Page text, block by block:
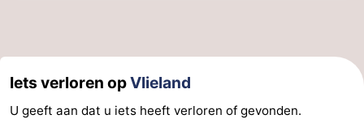
en
drinken
Zeehonden
Vuurtoren
Iets verloren opVlieland
U geeft aan dat u iets heeft verloren of gevonden.